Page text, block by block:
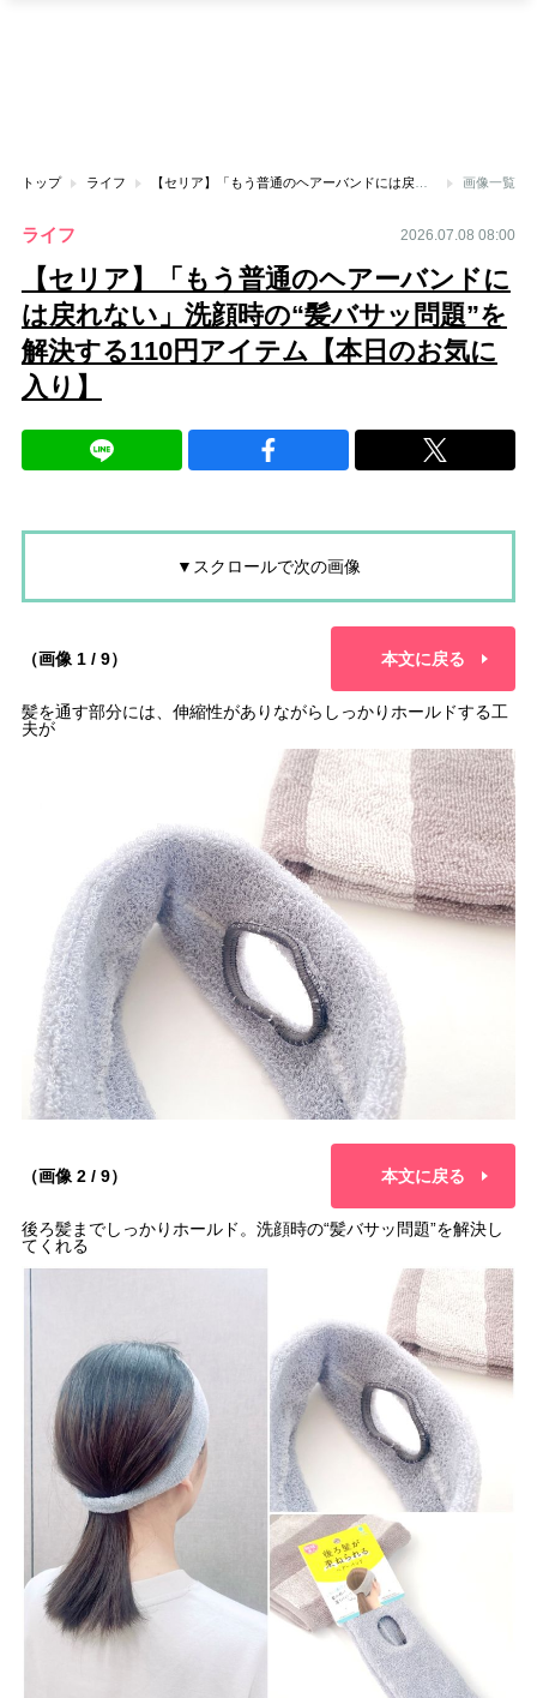
トップ ライフ 画像一覧
ライフ 2026.07.08 08:00
【セリア】「もう普通のヘアーバンドに
は戻れない」洗顔時の“髪バサッ問題”を
解決する110円アイテム【本日のお気に
入り】
▼スクロールで次の画像
（画像 1 / 9） 本文に戻る
髪を通す部分には、伸縮性がありながらしっかりホールドする工
夫が
（画像 2 / 9） 本文に戻る
後ろ髪までしっかりホールド。洗顔時の“髪バサッ問題”を解決し
てくれる